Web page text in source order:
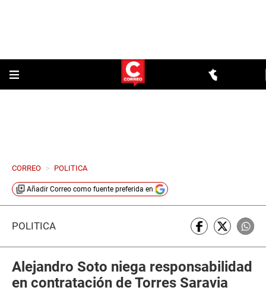
CORREO > POLITICA
Añadir Correo como fuente preferida en
POLÍTICA
Alejandro Soto niega responsabilidad
en contratación de Torres Saravia